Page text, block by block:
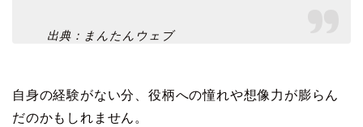
出典：まんたんウェブ
自身の経験がない分、役柄への憧れや想像力が膨らん
だのかもしれません。